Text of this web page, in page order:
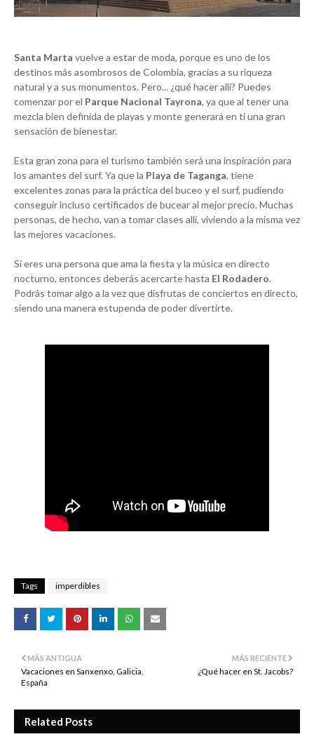
Santa Marta vuelve a estar de moda, porque es uno de los
destinos más asombrosos de Colombia, gracias a su riqueza
natural y a sus monumentos. Pero... ¿qué hacer allí? Puedes
comenzar por el Parque Nacional Tayrona, ya que al tener una
mezcla bien definida de playas y monte generará en ti una gran
sensación de bienestar.
Esta gran zona para el turismo también será una inspiración para
los amantes del surf. Ya que la Playa de Taganga, tiene
excelentes zonas para la práctica del buceo y el surf, pudiendo
conseguir incluso certificados de bucear al mejor precio. Muchas
personas, de hecho, van a tomar clases allí, viviendo a la misma vez
las mejores vacaciones.
Si eres una persona que ama la fiesta y la música en directo
nocturno, entonces deberás acercarte hasta El Rodadero.
Podrás tomar algo a la vez que disfrutas de conciertos en directo,
siendo una manera estupenda de poder divertirte.
Tags imperdibles
MÁS RECIENTE
¿Qué hacer en St. Jacobs?
MÁS ANTIGUA
Vacaciones en Sanxenxo, Galicia,
España
Related Posts